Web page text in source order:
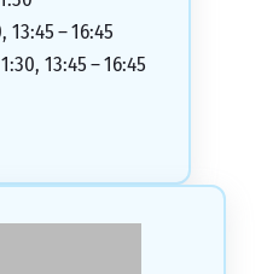
13:45 – 16:45
13:45 – 16:45